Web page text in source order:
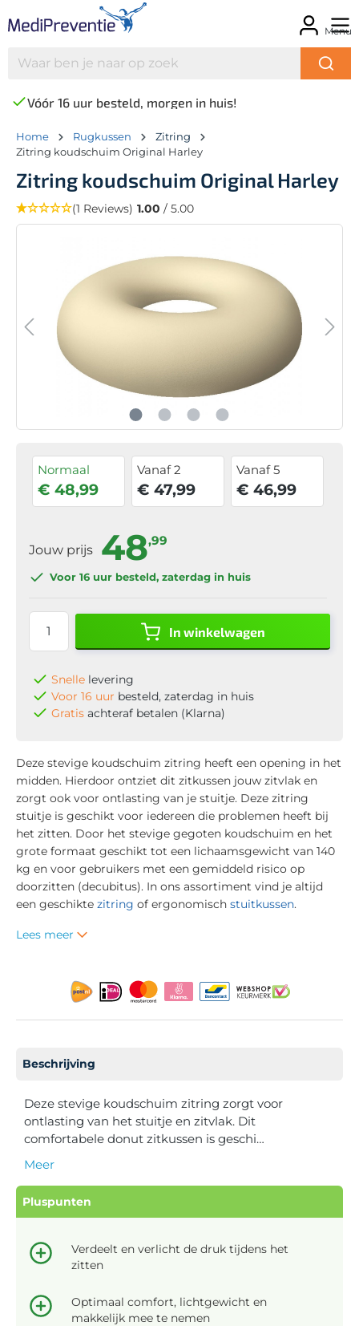
Menu
Vóór 16 uur besteld, morgen in huis!
Home Rugkussen
Zitring
Zitring koudschuim Original Harley
Zitring koudschuim Original Harley
(1 Reviews) 1.00 / 5.00
Normaal
€ 48,99
Vanaf 2
€ 47,99
Vanaf 5
€ 46,99
Jouw prijs 48,99
Voor 16 uur besteld, zaterdag in huis
In winkelwagen
Snelle levering
Voor 16 uur besteld, zaterdag in huis
Gratis achteraf betalen (Klarna)
Deze stevige koudschuim zitring heeft een opening in het
midden. Hierdoor ontziet dit zitkussen jouw zitvlak en
zorgt ook voor ontlasting van je stuitje. Deze zitring
stuitje is geschikt voor iedereen die problemen heeft bij
het zitten. Door het stevige gegoten koudschuim en het
grote formaat geschikt tot een lichaamsgewicht van 140
kg en voor gebruikers met een gemiddeld risico op
doorzitten (decubitus). In ons assortiment vind je altijd
een geschikte zitring of ergonomisch stuitkussen.
Lees meer
Beschrijving
Deze stevige koudschuim zitring zorgt voor
ontlasting van het stuitje en zitvlak. Dit
comfortabele donut zitkussen is geschi…
Meer
Pluspunten
Verdeelt en verlicht de druk tijdens het
zitten
Optimaal comfort, lichtgewicht en
makkelijk mee te nemen